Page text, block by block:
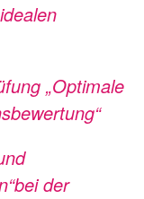
„Optimale
der